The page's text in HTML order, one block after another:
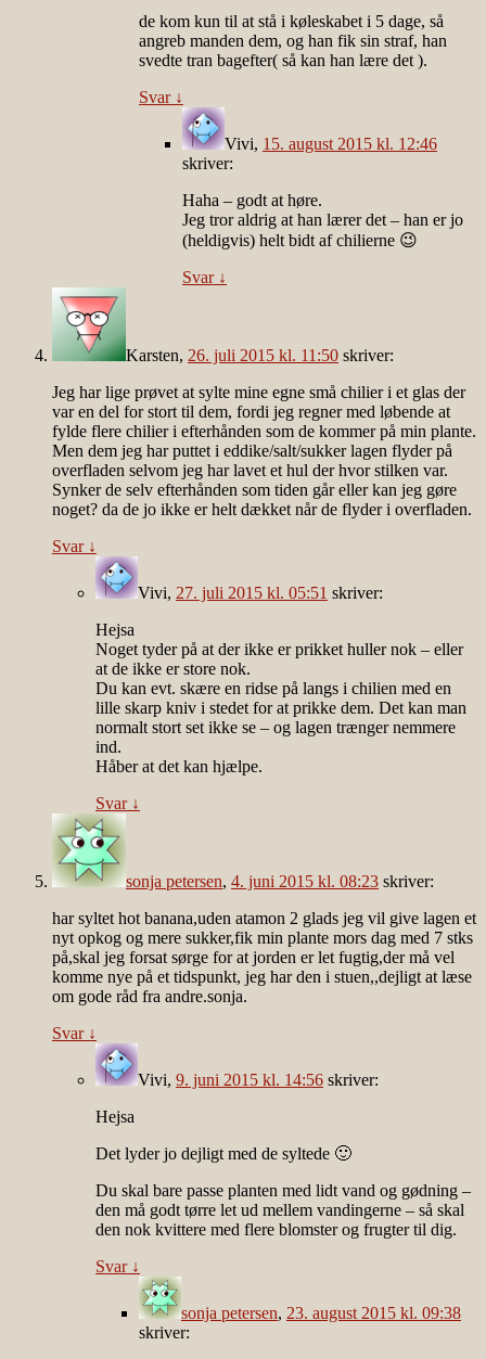
de kom kun til at stå i køleskabet i 5 dage, så
angreb manden dem, og han fik sin straf, han
svedte tran bagefter( så kan han lære det ).
Svar ↓
Vivi, 15. august 2015 kl. 12:46
skriver:
Haha – godt at høre.
Jeg tror aldrig at han lærer det – han er jo
(heldigvis) helt bidt af chilierne 😉
Svar ↓
Karsten, 26. juli 2015 kl. 11:50 skriver:
Jeg har lige prøvet at sylte mine egne små chilier i et glas der
var en del for stort til dem, fordi jeg regner med løbende at
fylde flere chilier i efterhånden som de kommer på min plante.
Men dem jeg har puttet i eddike/salt/sukker lagen flyder på
overfladen selvom jeg har lavet et hul der hvor stilken var.
Synker de selv efterhånden som tiden går eller kan jeg gøre
noget? da de jo ikke er helt dækket når de flyder i overfladen.
Svar ↓
Vivi, 27. juli 2015 kl. 05:51 skriver:
Hejsa
Noget tyder på at der ikke er prikket huller nok – eller
at de ikke er store nok.
Du kan evt. skære en ridse på langs i chilien med en
lille skarp kniv i stedet for at prikke dem. Det kan man
normalt stort set ikke se – og lagen trænger nemmere
ind.
Håber at det kan hjælpe.
Svar ↓
sonja petersen, 4. juni 2015 kl. 08:23 skriver:
har syltet hot banana,uden atamon 2 glads jeg vil give lagen et
nyt opkog og mere sukker,fik min plante mors dag med 7 stks
på,skal jeg forsat sørge for at jorden er let fugtig,der må vel
komme nye på et tidspunkt, jeg har den i stuen,,dejligt at læse
om gode råd fra andre.sonja.
Svar ↓
Vivi, 9. juni 2015 kl. 14:56 skriver:
Hejsa
Det lyder jo dejligt med de syltede 🙂
Du skal bare passe planten med lidt vand og gødning –
den må godt tørre let ud mellem vandingerne – så skal
den nok kvittere med flere blomster og frugter til dig.
Svar ↓
sonja petersen, 23. august 2015 kl. 09:38
skriver: